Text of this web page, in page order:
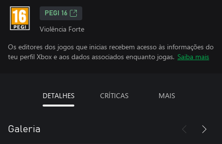
PEGI 16
Violência Forte
Os editores dos jogos que inicias recebem acesso às informações do
teu perfil Xbox e aos dados associados enquanto jogas. Saiba mais
DETALHES CRÍTICAS MAIS
Galeria